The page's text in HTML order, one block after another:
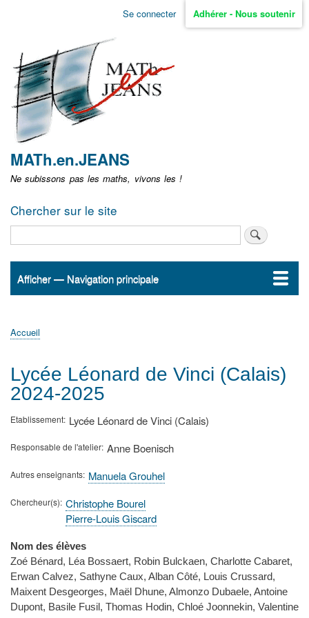
Aller
non
identifié
Se connecter Adhérer - Nous soutenir
MATh.en.JEANS
Ne subissons pas les maths, vivons les !
Chercher sur le site
Navigation
Afficher — Navigation principale
Accueil
ActualitésMATh.en.JEANS ?
Régions et Ateliers
Créer, gérer un atelier
Sujets/Publications
Congrès
d'Ariane
Accueil
Lycée Léonard de Vinci (Calais)
2024-2025
Etablissement Lycée Léonard de Vinci (Calais)
Responsable de l'atelier Anne Boenisch
Autres enseignants Manuela Grouhel
Chercheur(s) Christophe Bourel
Pierre-Louis Giscard
Nom des élèves
Zoé Bénard, Léa Bossaert, Robin Bulckaen, Charlotte Cabaret,
Erwan Calvez, Sathyne Caux, Alban Côté, Louis Crussard,
Maixent Desgeorges, Maël Dhune, Almonzo Dubaele, Antoine
Dupont, Basile Fusil, Thomas Hodin, Chloé Joonnekin, Valentine